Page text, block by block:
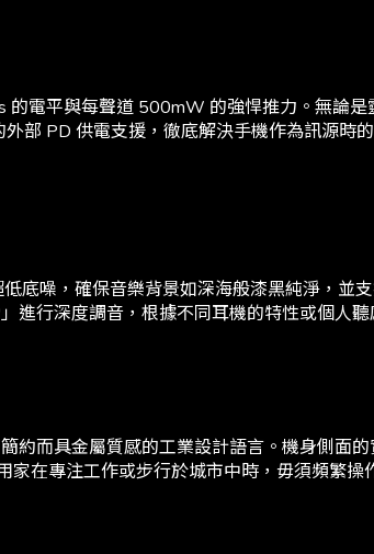
電平與每聲道 500mW 的強悍推力。無論
部 PD 供電支援，徹底解決手機作為訊源時
底噪，確保音樂背景如深海般漆黑純淨，並
行深度調音，根據不同耳機的特性或個人
而具金屬質感的工業設計語言。機身側面
在專注工作或步行於城市中時，毋須頻繁操